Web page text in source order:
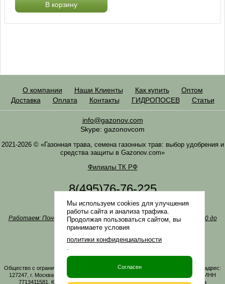
В корзину
О компании Наши Клиенты Как купить
Оптом
Доставка
Оплата Контакты ГИДРОПОСЕВ Статьи
info@gazonov.com
Skype: gazonovcom
2021-2026 © «Газонная трава, семена газонных трав: выбор удобрения и
средства защиты в Gazonov.com»
Филиалы ТК РФ
8(495)76-76-225
8(985)76-76-335
Наша почтаinfo@gazonov.com
Работаем: Понедельник-четверг с 10:00 до 18:00, пятница - с 10:00 до
17:00
Наши награды и письма
Политика конфиденциальности
Заказать обратный звонок
Общество с ограниченной ответственностью «ГАЗОНОВКОМ» Юридический адрес:
127247, г. Москва, Дмитровское ш., д. 100, стр. 2, этаж 01, помещение 3106 ИНН
7713411581, КПП 771301001 ОГРН 1167746161219. Все материалы сайта
Мы используем cookies для улучшения
работы сайта и анализа трафика.
Продолжая пользоваться сайтом, вы
принимаете условия
политики конфиденциальности
.
Согласен